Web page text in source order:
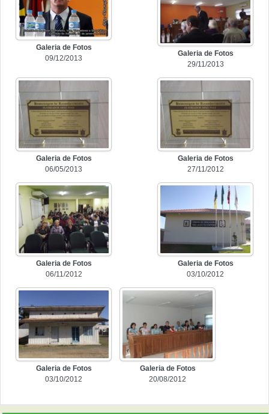
Galeria de Fotos
09/12/2013
Galeria de Fotos
29/11/2013
Galeria de Fotos
06/05/2013
Galeria de Fotos
27/11/2012
Galeria de Fotos
06/11/2012
Galeria de Fotos
03/10/2012
Galeria de Fotos
03/10/2012
Galeria de Fotos
20/08/2012